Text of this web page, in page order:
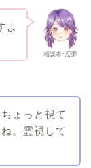
相談者･恋夢
よ
ょっと視て
。霊視して